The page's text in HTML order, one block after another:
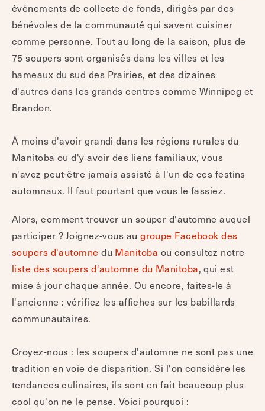
événements de collecte de fonds, dirigés par des
bénévoles de la communauté qui savent cuisiner
comme personne. Tout au long de la saison, plus de
75 soupers sont organisés dans les villes et les
hameaux du sud des Prairies, et des dizaines
d'autres dans les grands centres comme Winnipeg et
Brandon.
À moins d'avoir grandi dans les régions rurales du
Manitoba ou d'y avoir des liens familiaux, vous
n'avez peut-être jamais assisté à l'un de ces festins
automnaux. Il faut pourtant que vous le fassiez.
Alors, comment trouver un souper d'automne auquel
participer ? Joignez-vous augroupe Facebook des
soupers d'automne du Manitoba ou consultez notre
liste des soupers d'automne du Manitoba, qui est
mise à jour chaque année. Ou encore, faites-le à
l'ancienne : vérifiez les affiches sur les babillards
communautaires.
Croyez-nous : les soupers d'automne ne sont pas une
tradition en voie de disparition. Si l'on considère les
tendances culinaires, ils sont en fait beaucoup plus
cool qu'on ne le pense. Voici pourquoi :